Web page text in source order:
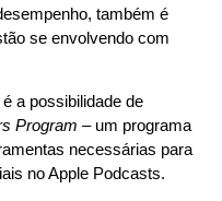
também é
se envolvendo com
a possibilidade de
Program – um programa
necessárias para
no Apple Podcasts.